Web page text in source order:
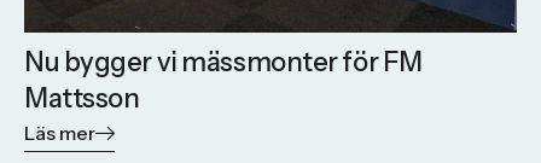
Nu bygger vi mässmonter för FM
Mattsson
Läs mer